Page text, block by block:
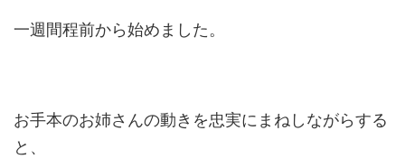
一週間程前から始めました。
お手本のお姉さんの動きを忠実にまねしながらする
と、